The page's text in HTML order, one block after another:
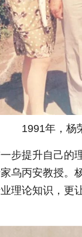
1991年，杨
步提升自己的
乌丙安教授
理论知识，